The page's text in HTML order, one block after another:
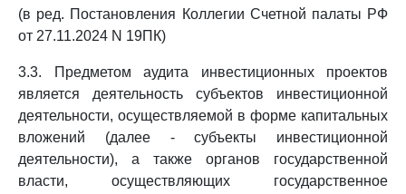
(в ред. Постановления Коллегии Счетной палаты РФ
от 27.11.2024 N 19ПК)
3.3. Предметом аудита инвестиционных проектов
является деятельность субъектов инвестиционной
деятельности, осуществляемой в форме капитальных
вложений (далее - субъекты инвестиционной
деятельности), а также органов государственной
власти, осуществляющих государственное